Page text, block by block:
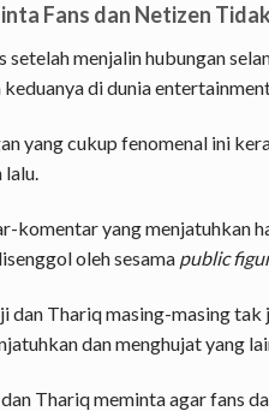
Fans dan Netizen
setelah menjalin hubungan
di dunia
yang cukup fenomenal ini
lalu.
komentar yang menjatuhkan
oleh sesama public
dan Thariq masing-masing
dan menghujat yang
Thariq meminta agar fans